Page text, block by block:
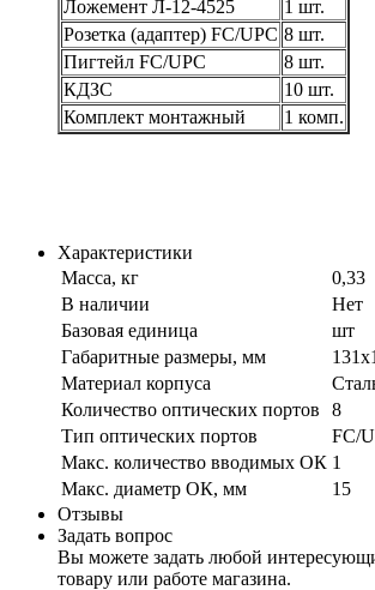
Ложемент Л-12-4525
1 шт.
Розетка (адаптер) FC/UPC 8 шт.
Пигтейл FC/UPC
8 шт.
КДЗС
10 шт.
Комплект монтажный
1 комп.
Характеристики
Масса, кг
0,33
В наличии
Нет
Базовая единица
шт
Габаритные размеры, мм
Материал корпуса
Количество оптических портов
8
Тип оптических портов
FC/
Макс. количество вводимых ОК 1
Макс. диаметр ОК, мм
15
Отзывы
Задать вопрос
Вы можете задать любой
товару или работе магазина.